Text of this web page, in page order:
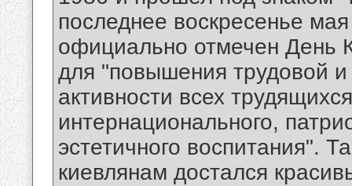
последнее воскресенье
официально отмечен День
для "повышения трудовой
активности всех
интернационального,
эстетичного воспитания".
киевлянам достался